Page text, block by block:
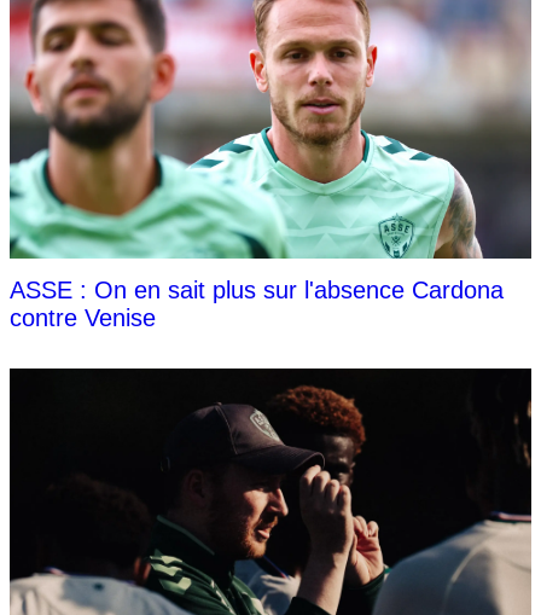
ASSE : On en sait plus sur l'absence Cardona
contre Venise